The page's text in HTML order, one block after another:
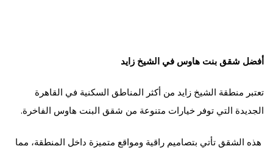
أفضل شقق بنت هاوس في الشيخ زايد
تعتبر منطقة الشيخ زايد من أكثر المناطق السكنية في القاهرة
الجديدة التي توفر خيارات متنوعة من شقق البنت هاوس الفاخرة.
هذه الشقق تأتي بتصاميم راقية ومواقع متميزة داخل المنطقة، مما